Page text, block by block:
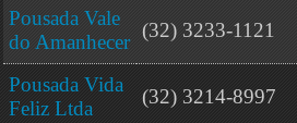
Pousada Vale
do Amanhecer
(32) 3233-1121
Pousada Vida
Feliz Ltda
(32) 3214-8997